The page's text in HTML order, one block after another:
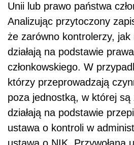
Unii lub prawo państwa
Analizując przytoczony
że zarówno kontrolerzy,
działają na podstawie
członkowskiego. W
którzy przeprowadzają
poza jednostką, w której są
działają na podstawie
ustawa o kontroli w